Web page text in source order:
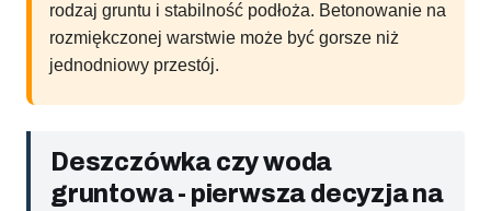
rodzaj gruntu i stabilność podłoża. Betonowanie na
rozmiękczonej warstwie może być gorsze niż
jednodniowy przestój.
Deszczówka czy woda
gruntowa - pierwsza decyzja na